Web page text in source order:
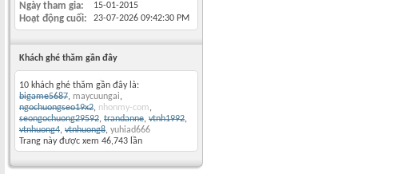
Ngày tham gia 15-01-2015
Hoạt động cuối 23-07-2026 09:42:30 PM
Khách ghé thăm gần đây
10 khách ghé thăm gần đây là:
bigame5687, maycuungai,
ngochuongseo19x2, nhonmy-com,
seongochuong29592, trandanne, vtnh1992,
vtnhuong4, vtnhuong8, yuhiad666
Trang này được xem 46,743 lần